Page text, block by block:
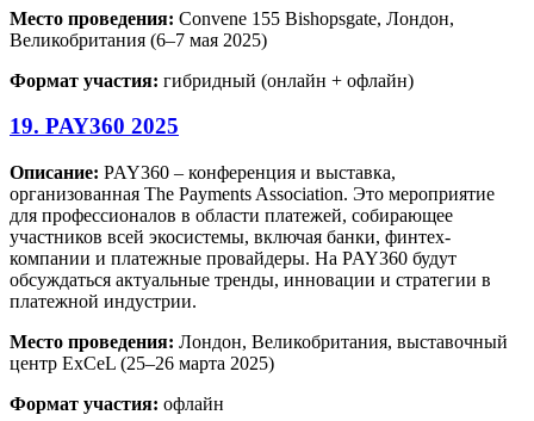
Место проведения: Convene 155 Bishopsgate, Лондон,
Великобритания (6–7 мая 2025)
Формат участия: гибридный (онлайн + офлайн)
19. PAY360 2025
Описание: PAY360 – конференция и выставка,
организованная The Payments Association. Это мероприятие
для профессионалов в области платежей, собирающее
участников всей экосистемы, включая банки, финтех-
компании и платежные провайдеры. На PAY360 будут
обсуждаться актуальные тренды, инновации и стратегии в
платежной индустрии.
Место проведения: Лондон, Великобритания, выставочный
центр ExCeL (25–26 марта 2025)
Формат участия: офлайн